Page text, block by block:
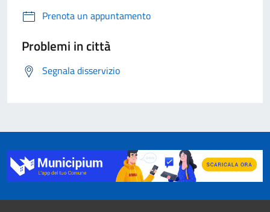
Prenota un appuntamento
Problemi in città
Segnala disservizio